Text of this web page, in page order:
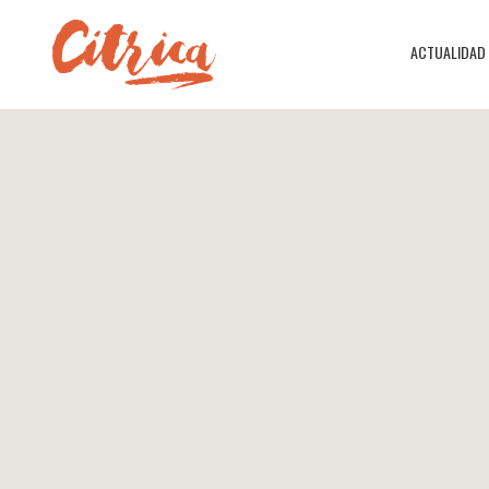
ACTUALIDAD